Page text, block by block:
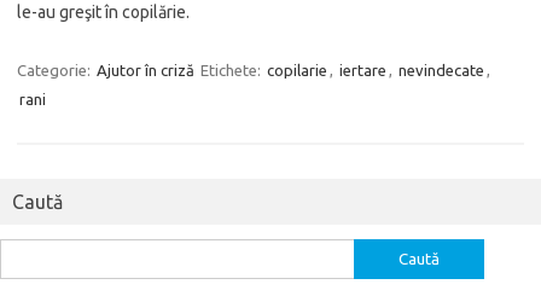
le-au greşit în copilărie.
Categorie: Ajutor în criză Etichete: copilarie iertare nevindecate
rani
Caută
după: